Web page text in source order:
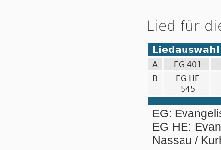
Lied für
Liedauswahl
A
EG 401
B
EG HE
545
EG:
EG HE:
Nassau /